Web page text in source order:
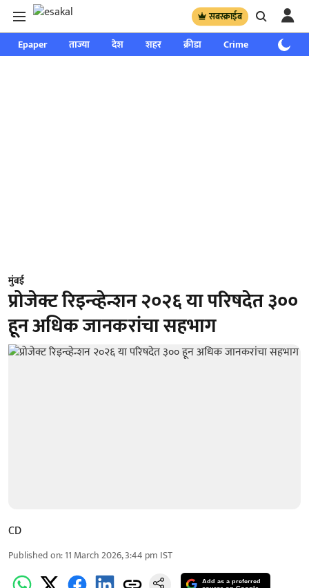
सबस्क्राईब
Epaper ताज्या देश शहर क्रीडा Crime साप्ताहिक
मुंबई
प्रोजेक्ट रिइन्व्हेन्शन २०२६ या परिषदेत ३००
हून अधिक जानकरांचा सहभाग
CD
Published on:11 March 2026, 3:44 pm IST
Add as a preferred